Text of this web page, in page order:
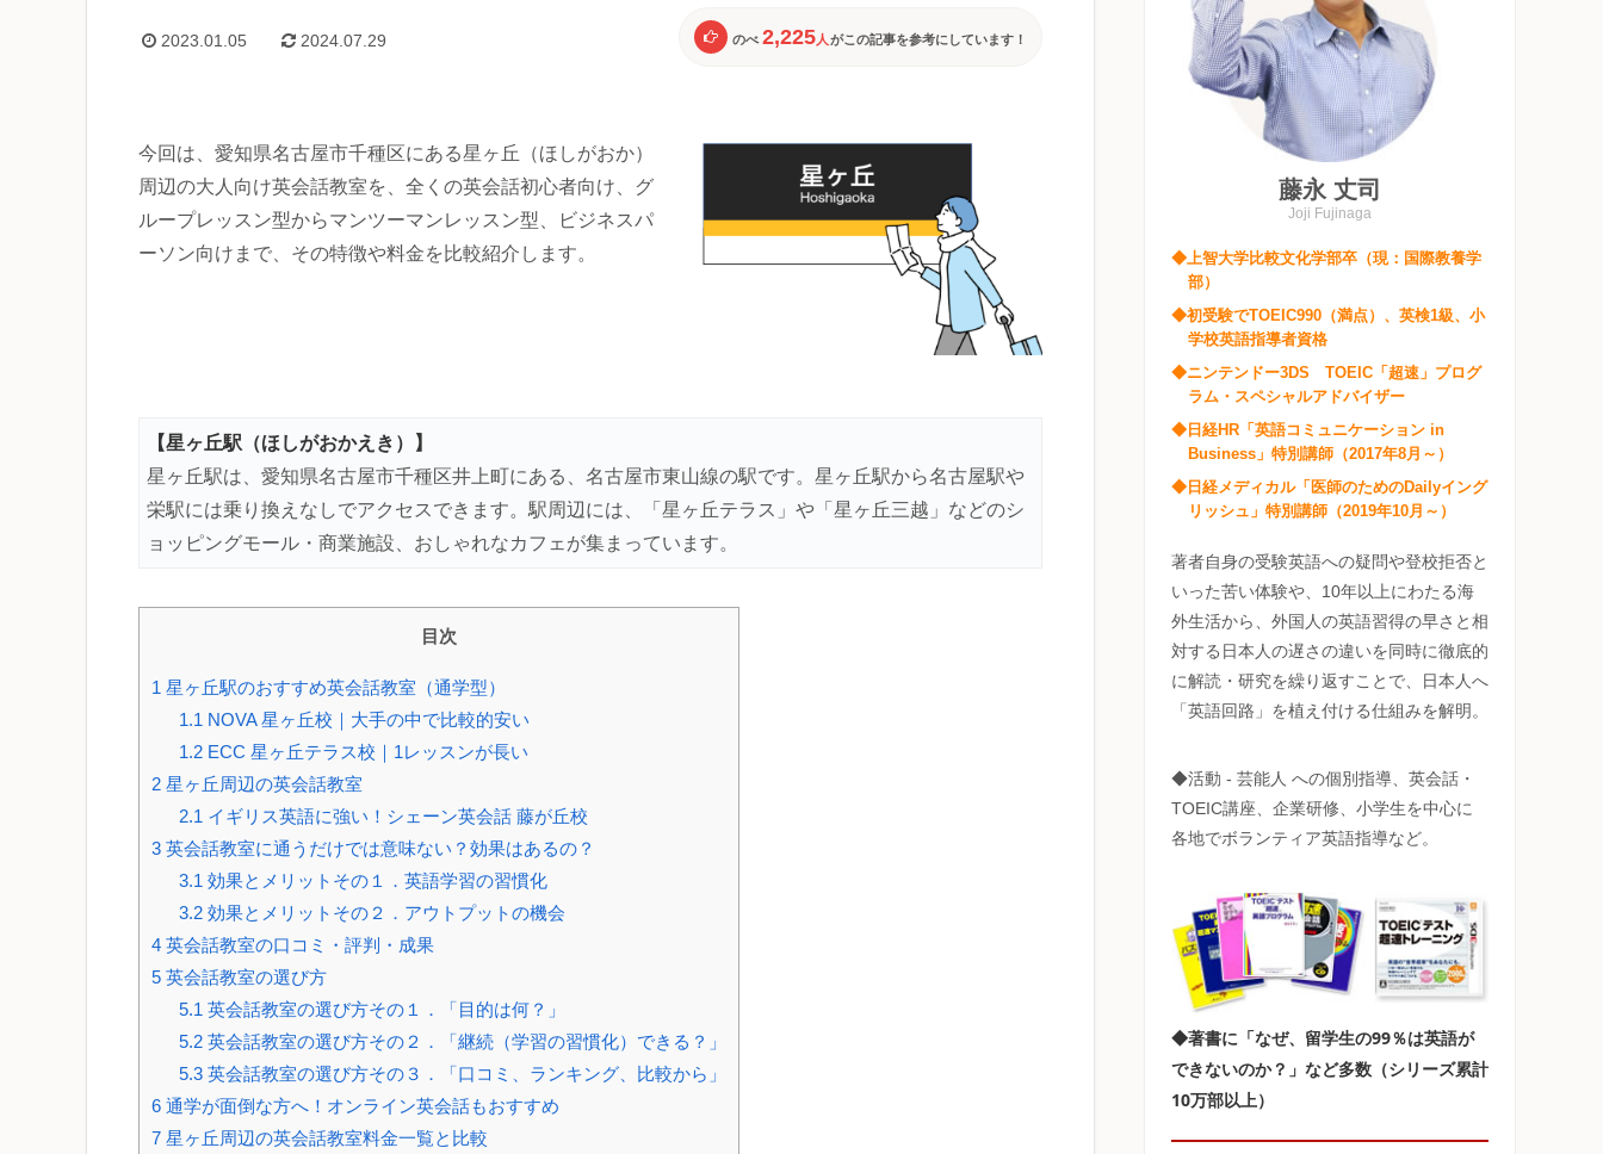
2023.01.05 2024.07.29 のべ 2,225人 がこの記事を参考にしています！
今回は、愛知県名古屋市千種区にある星ヶ丘（ほしがおか）
周辺の大人向け英会話教室を、全くの英会話初心者向け、グ
ループレッスン型からマンツーマンレッスン型、ビジネスパ
ーソン向けまで、その特徴や料金を比較紹介します。
【星ヶ丘駅（ほしがおかえき）】
星ヶ丘駅は、愛知県名古屋市千種区井上町にある、名古屋市東山線の駅です。星ヶ丘駅から名古屋駅や
栄駅には乗り換えなしでアクセスできます。駅周辺には、「星ヶ丘テラス」や「星ヶ丘三越」などのシ
ョッピングモール・商業施設、おしゃれなカフェが集まっています。
目次
1 星ヶ丘駅のおすすめ英会話教室（通学型）
1.1 NOVA 星ヶ丘校｜大手の中で比較的安い
1.2ECC 星ヶ丘テラス校｜1レッスンが長い
2 星ヶ丘周辺の英会話教室
2.1 イギリス英語に強い！シェーン英会話 藤が丘校
3 英会話教室に通うだけでは意味ない？効果はあるの？
3.1 効果とメリットその１．英語学習の習慣化
3.2効果とメリットその２．アウトプットの機会
4 英会話教室の口コミ・評判・成果
5 英会話教室の選び方
5.1 英会話教室の選び方その１．「目的は何？」
5.2英会話教室の選び方その２．「継続（学習の習慣化）できる？」
5.3英会話教室の選び方その３．「口コミ、ランキング、比較から」
6 通学が面倒な方へ！オンライン英会話もおすすめ
7 星ヶ丘周辺の英会話教室料金一覧と比較
藤永 丈司
Joji Fujinaga
◆上智大学比較文化学部卒（現：国際教養学
部）
◆初受験でTOEIC990（満点）、英検1級、小
学校英語指導者資格
◆ニンテンドー3DS TOEIC「超速」プログ
ラム・スペシャルアドバイザー
◆日経HR「英語コミュニケーション in
Business」特別講師（2017年8月～）
◆日経メディカル「医師のためのDailyイング
リッシュ」特別講師（2019年10月～）
著者自身の受験英語への疑問や登校拒否と
いった苦い体験や、10年以上にわたる海
外生活から、外国人の英語習得の早さと相
対する日本人の遅さの違いを同時に徹底的
に解読・研究を繰り返すことで、日本人へ
「英語回路」を植え付ける仕組みを解明。
◆活動 - 芸能人 への個別指導、英会話・
TOEIC講座、企業研修、小学生を中心に
各地でボランティア英語指導など。
◆著書に「なぜ、留学生の99％は英語が
できないのか？」など多数（シリーズ累計
10万部以上）